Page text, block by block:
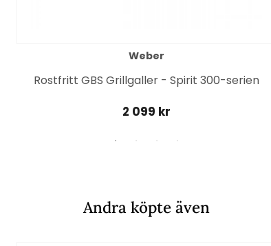
Weber
Rostfritt GBS Grillgaller - Spirit 300-serien
2 099 kr
Andra köpte även